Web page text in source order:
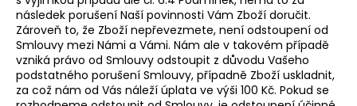
následek porušení Naší povinnosti Vám Zboží doručit.
Zároveň to, že Zboží nepřevezmete, není odstoupení od
Smlouvy mezi Námi a Vámi. Nám ale v takovém případě
vzniká právo od Smlouvy odstoupit z důvodu Vašeho
podstatného porušení Smlouvy, případně Zboží uskladnit,
za což nám od Vás náleží úplata ve výši 100 Kč. Pokud se